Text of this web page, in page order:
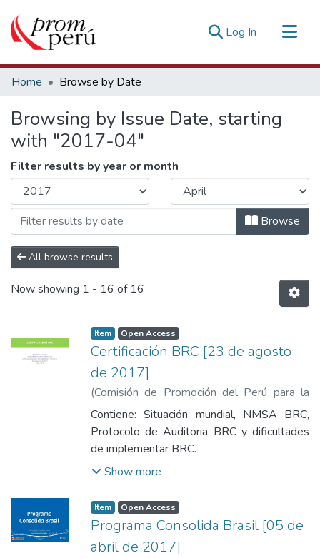
Log In (current)
Communities & Collections
Estadísticas Externas
Home Browse by Date
Browsing by Issue Date, starting
with "2017-04"
Filter results by year or month
Browse
All browse results
Now showing 1 - 16 of 16
Item Open Access
Certificación BRC [23 de agosto
de 2017]
(Comisión de Promoción del Perú para la
Exportación y el Turismo,2017-04)
Sulca,
Willy
Contiene: Situación mundial, NMSA BRC,
Protocolo de Auditoria BRC y dificultades
de implementar BRC.
Show more
Item Open Access
Programa Consolida Brasil [05 de
abril de 2017]